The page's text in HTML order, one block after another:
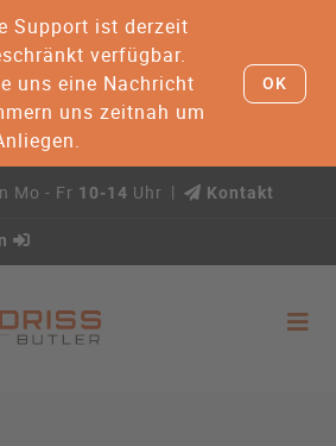
Support ist derzeit
verfügbar.
uns eine Nachricht
uns zeitnah um
OK
Mo - Fr 10-14 Uhr Kontakt